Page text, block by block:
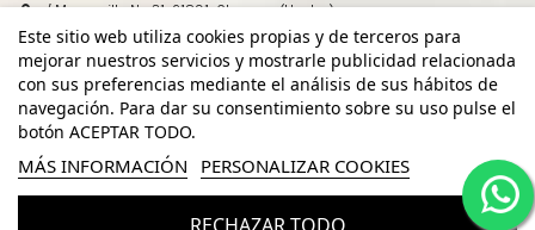
c/ Manzanilla Nº 31, 21891, Chucena (Huelva)
634912080
hola@ventanasagroalimentarias.com
Este sitio web utiliza cookies propias y de terceros para
mejorar nuestros servicios y mostrarle publicidad relacionada
con sus preferencias mediante el análisis de sus hábitos de
navegación. Para dar su consentimiento sobre su uso pulse el
botón ACEPTAR TODO.
MÁS INFORMACIÓN PERSONALIZAR COOKIES